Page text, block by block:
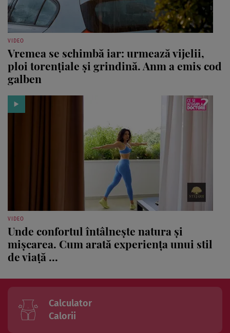
VIDEO
Vremea se schimbă iar: urmează vijelii,
ploi torențiale și grindină. Anm a emis cod
galben
VIDEO
Unde confortul întâlnește natura și
mișcarea. Cum arată experiența unui stil
de viață ...
Calculator
Calorii